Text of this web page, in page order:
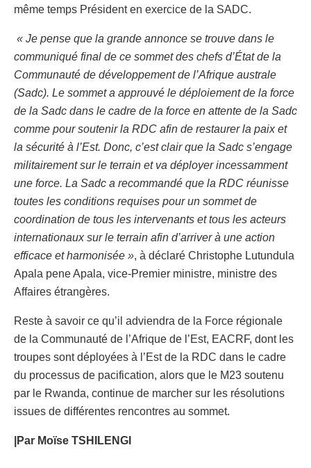
même temps Président en exercice de la SADC.
« Je pense que la grande annonce se trouve dans le
communiqué final de ce sommet des chefs d’État de la
Communauté de développement de l’Afrique australe
(Sadc). Le sommet a approuvé le déploiement de la force
de la Sadc dans le cadre de la force en attente de la Sadc
comme pour soutenir la RDC afin de restaurer la paix et
la sécurité à l’Est. Donc, c’est clair que la Sadc s’engage
militairement sur le terrain et va déployer incessamment
une force. La Sadc a recommandé que la RDC réunisse
toutes les conditions requises pour un sommet de
coordination de tous les intervenants et tous les acteurs
internationaux sur le terrain afin d’arriver à une action
efficace et harmonisée », à déclaré Christophe Lutundula
Apala pene Apala, vice-Premier ministre, ministre des
Affaires étrangères.
Reste à savoir ce qu’il adviendra de la Force régionale
de la Communauté de l’Afrique de l’Est, EACRF, dont les
troupes sont déployées à l’Est de la RDC dans le cadre
du processus de pacification, alors que le M23 soutenu
par le Rwanda, continue de marcher sur les résolutions
issues de différentes rencontres au sommet.
|Par Moïse TSHILENGI